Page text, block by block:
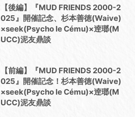
【後編】『MUD FRIENDS 2000-2
025』開催記念、杉本善徳(Waive)
×seek(Psycho le Cému)×逹瑯(M
UCC)泥友鼎談
【前編】『MUD FRIENDS 2000-2
025』開催記念！杉本善徳(Waive)
×seek(Psycho le Cému)×逹瑯(M
UCC)泥友鼎談